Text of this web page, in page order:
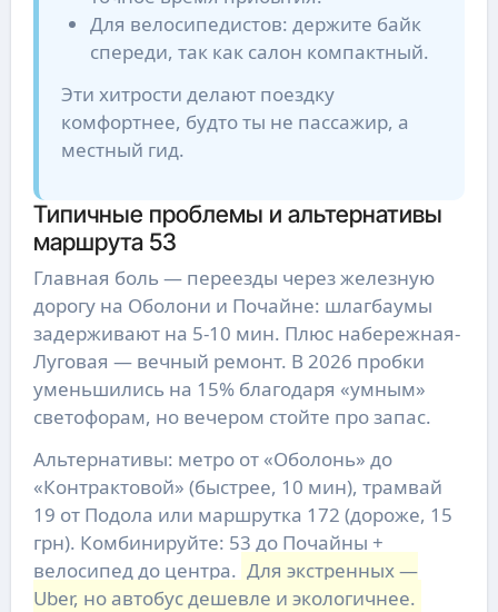
Для велосипедистов: держите байк
спереди, так как салон компактный.
Эти хитрости делают поездку
комфортнее, будто ты не пассажир, а
местный гид.
Типичные проблемы и альтернативы
маршрута 53
Главная боль — переезды через железную
дорогу на Оболони и Почайне: шлагбаумы
задерживают на 5-10 мин. Плюс набережная-
Луговая — вечный ремонт. В 2026 пробки
уменьшились на 15% благодаря «умным»
светофорам, но вечером стойте про запас.
Альтернативы: метро от «Оболонь» до
«Контрактовой» (быстрее, 10 мин), трамвай
19 от Подола или маршрутка 172 (дороже, 15
грн). Комбинируйте: 53 до Почайны +
велосипед до центра. Для экстренных —
Uber, но автобус дешевле и экологичнее.